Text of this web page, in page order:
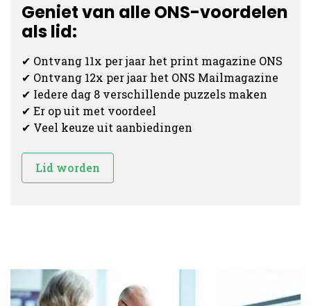
Geniet van alle ONS-voordelen
als lid:
✔ Ontvang 11x per jaar het print magazine ONS
✔ Ontvang 12x per jaar het ONS Mailmagazine
✔ Iedere dag 8 verschillende puzzels maken
✔ Er op uit met voordeel
✔ Veel keuze uit aanbiedingen
Lid worden